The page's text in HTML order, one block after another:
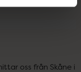
oss från Skåne i